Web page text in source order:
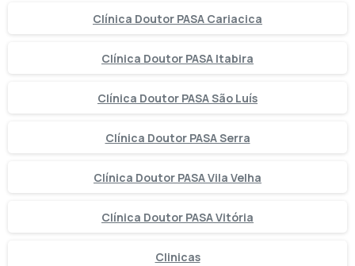
Clínica Doutor PASA Cariacica
Clínica Doutor PASA Itabira
Clínica Doutor PASA São Luís
Clínica Doutor PASA Serra
Clínica Doutor PASA Vila Velha
Clínica Doutor PASA Vitória
Clinicas